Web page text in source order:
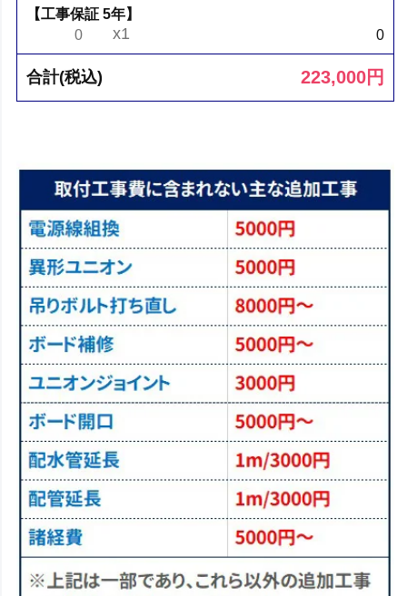
【工事保証 5年】
0
x1 0
合計(税込) 223,000円